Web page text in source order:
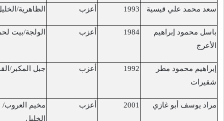
أعزب الظاهرية/الخليل قرب مستوطنة تينيه 1/3/2017
أعزب الولجة/بيت لحم 6/3/2017
أعزب جبل المكبر/القدس القدس/ باب الاسباط 13/3/2017
أعزب
مخيم العروب/
مخيم العروب 17/3/2017